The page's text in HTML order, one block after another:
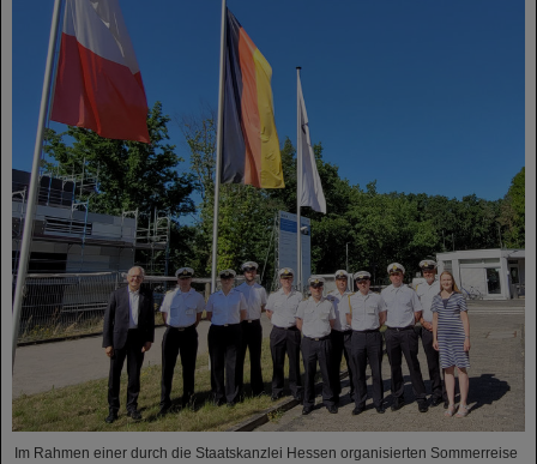
Im Rahmen einer durch die Staatskanzlei Hessen organisierten Sommerreise